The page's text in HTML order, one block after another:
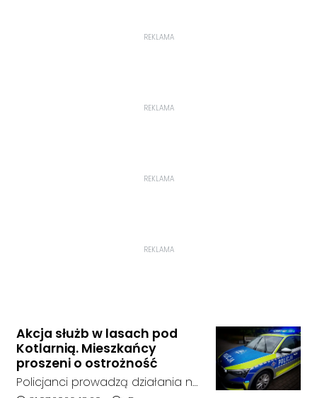
REKLAMA
REKLAMA
REKLAMA
REKLAMA
Akcja służb w lasach pod
Kotlarnią. Mieszkańcy
proszeni o ostrożność
Policjanci prowadzą działania na